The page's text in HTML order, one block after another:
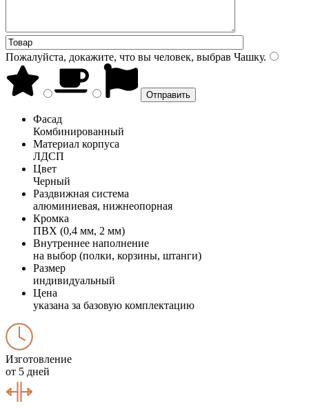
Пожалуйста, докажите, что вы человек, выбрав Чашку.
Фасад
Комбинированный
Материал корпуса
ЛДСП
Цвет
Черный
Раздвижная система
алюминиевая, нижнеопорная
Кромка
ПВХ (0,4 мм, 2 мм)
Внутреннее наполнение
на выбор (полки, корзины, штанги)
Размер
индивидуальный
Цена
указана за базовую комплектацию
Изготовление
от 5 дней